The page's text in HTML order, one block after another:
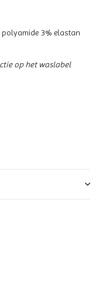
3% elastan
op het waslabel